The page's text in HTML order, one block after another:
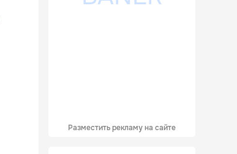
Разместить рекламу на сайте